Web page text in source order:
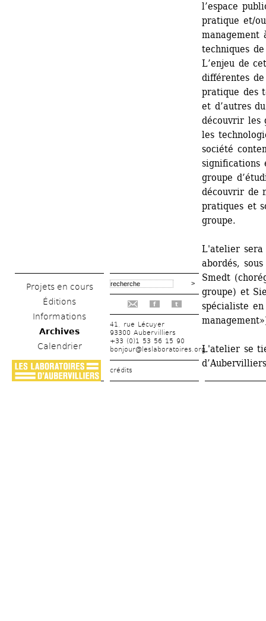
Projets en cours
Éditions
Informations
Archives
Calendrier
f t
41, rue Lécuyer
93300 Aubervilliers
+33 (0)1 53 56 15 90
bonjour@leslaboratoires.org
crédits
l’espace
pratique et/
management
techniques
L’enjeu de
différentes
pratique des
et d’autres
découvrir les
les
société
significations
groupe
découvrir de
pratiques et
groupe.
L'atelier sera
abordés,
Smedt
groupe) et
spécialiste
L'atelier se